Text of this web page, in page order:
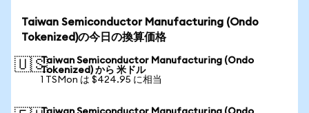
Taiwan Semiconductor Manufacturing (Ondo
Tokenized)の今日の換算価格
🇺🇸Taiwan Semiconductor Manufacturing (Ondo
Tokenized) から 米ドル
1 TSMon は $424.95 に相当